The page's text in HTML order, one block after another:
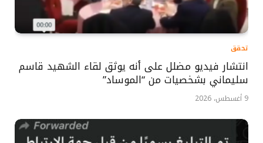
تحقق
انتشار فيديو مضلل على أنه يوثق لقاء الشهيد قاسم
سليماني بشخصيات من “الموساد”
9 أغسطس، 2026